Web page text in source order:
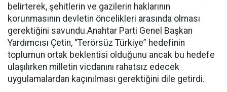
belirterek, şehitlerin ve gazilerin haklarının
korunmasının devletin öncelikleri arasında olması
gerektiğini savundu.Anahtar Parti Genel Başkan
Yardımcısı Çetin, “Terörsüz Türkiye” hedefinin
toplumun ortak beklentisi olduğunu ancak bu hedefe
ulaşılırken milletin vicdanını rahatsız edecek
uygulamalardan kaçınılması gerektiğini dile getirdi.